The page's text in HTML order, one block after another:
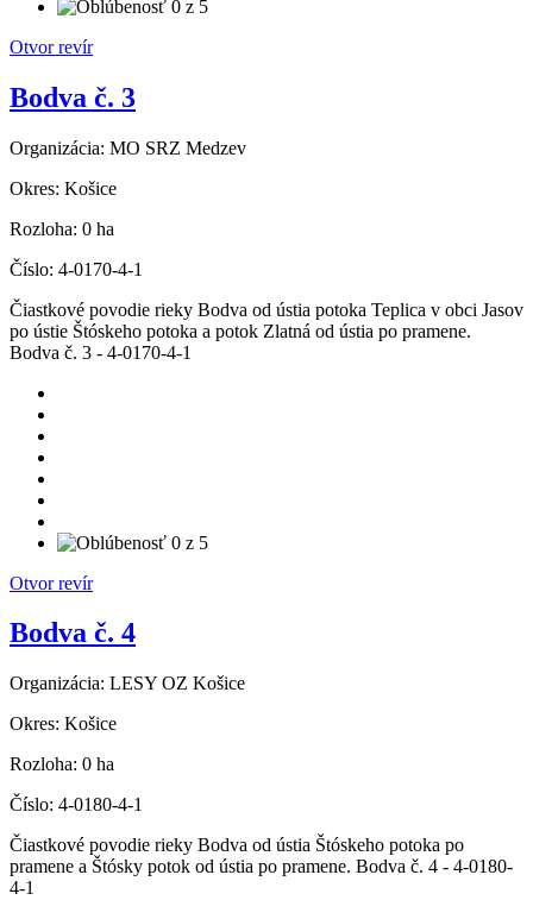
Otvor revír
Bodva č. 3
Organizácia: MO SRZ Medzev
Okres: Košice
Rozloha: 0 ha
Číslo: 4-0170-4-1
Čiastkové povodie rieky Bodva od ústia potoka Teplica v obci Jasov
po ústie Štóskeho potoka a potok Zlatná od ústia po pramene.
Bodva č. 3 - 4-0170-4-1
Otvor revír
Bodva č. 4
Organizácia: LESY OZ Košice
Okres: Košice
Rozloha: 0 ha
Číslo: 4-0180-4-1
Čiastkové povodie rieky Bodva od ústia Štóskeho potoka po
pramene a Štósky potok od ústia po pramene. Bodva č. 4 - 4-0180-
4-1